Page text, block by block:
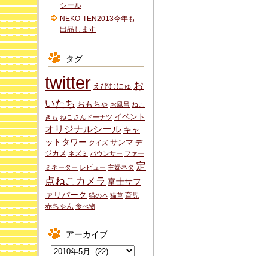
シール
NEKO-TEN2013今年も
出品します
タグ
twitter えびむにゅ お
いたち おもちゃ お風呂 ねこ
きも ねこさんドーナツ イベント
オリジナルシール キャ
ットタワー クイズ サンマ デ
ジカメ ネズミ バウンサー ファー
ミネーター レビュー 主婦ネタ 定
点ねこカメラ 富士サフ
ァリパーク 猫の本 猫草 育児
赤ちゃん 食べ物
アーカイブ